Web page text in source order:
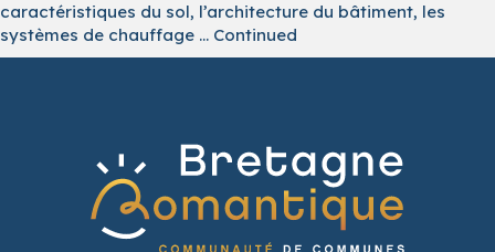
caractéristiques du sol, l’architecture du bâtiment, les
systèmes de chauffage … Continued